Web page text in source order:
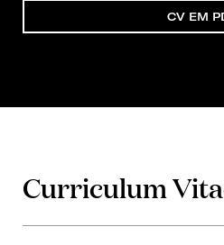
CV EM
Curriculum